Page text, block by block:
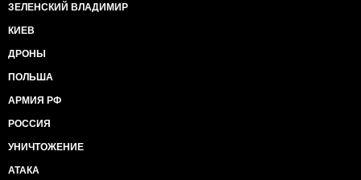
ЗЕЛЕНСКИЙ ВЛАДИМИР
КИЕВ
ДРОНЫ
ПОЛЬША
АРМИЯ РФ
РОССИЯ
УНИЧТОЖЕНИЕ
АТАКА